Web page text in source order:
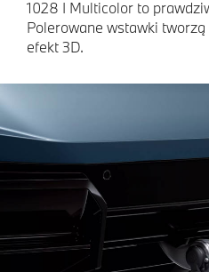
1028 I Multicolor to
Polerowane wstawki
efekt 3D.